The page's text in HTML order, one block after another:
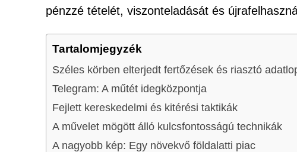
pénzzé tételét, viszonteladását és
Tartalomjegyzék
Széles körben elterjedt fertőzések és riasztó
Telegram: A műtét idegközpontja
Fejlett kereskedelmi és kitérési taktikák
A művelet mögött álló kulcsfontosságú technikák
A nagyobb kép: Egy növekvő földalatti piac